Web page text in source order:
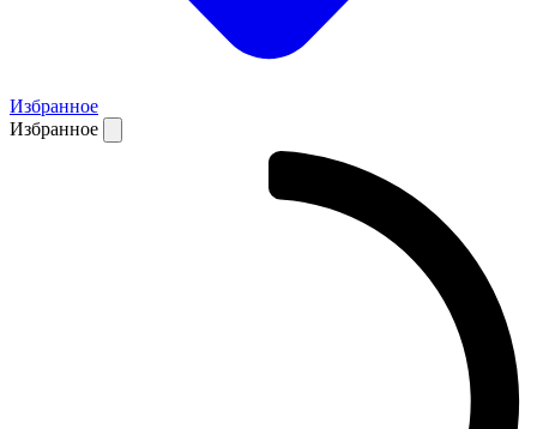
Избранное
Избранное